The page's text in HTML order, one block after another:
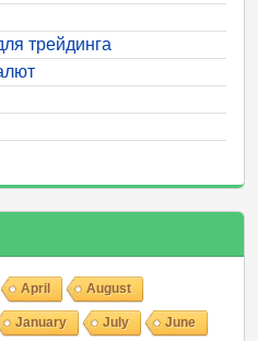
трейдинга
April August
January July June